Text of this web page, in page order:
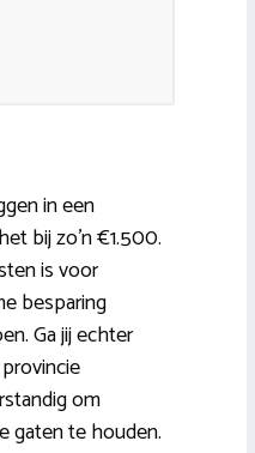
in een
bij zo’n €1.500.
is voor
besparing
Ga jij echter
om
gaten te houden.